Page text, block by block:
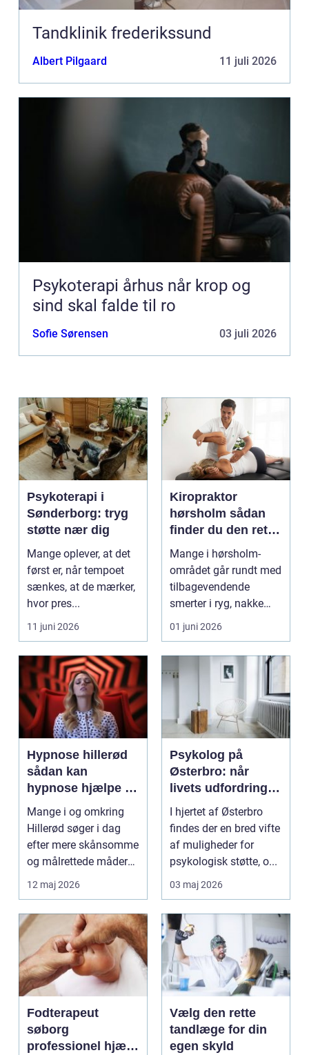
Tandklinik frederikssund
Albert Pilgaard 11 juli 2026
Psykoterapi århus når krop og
sind skal falde til ro
Sofie Sørensen 03 juli 2026
Psykoterapi i
Sønderborg: tryg
støtte nær dig
Mange oplever, at det
først er, når tempoet
sænkes, at de mærker,
hvor pres...
11 juni 2026
Kiropraktor
hørsholm sådan
finder du den rette
behandling i
nordsjælland
Mange i hørsholm-
området går rundt med
tilbagevendende
smerter i ryg, nakke
eller hoved uden at få
d...
01 juni 2026
Hypnose hillerød
sådan kan
hypnose hjælpe i
hverdagen
Mange i og omkring
Hillerød søger i dag
efter mere skånsomme
og målrettede måder
at få det bedre på....
12 maj 2026
Psykolog på
Østerbro: når
livets udfordringer
kræver
professionel støtte
I hjertet af Østerbro
findes der en bred vifte
af muligheder for
psykologisk støtte, o...
03 maj 2026
Fodterapeut
søborg
professionel hjælp
Vælg den rette
tandlæge for din
egen skyld